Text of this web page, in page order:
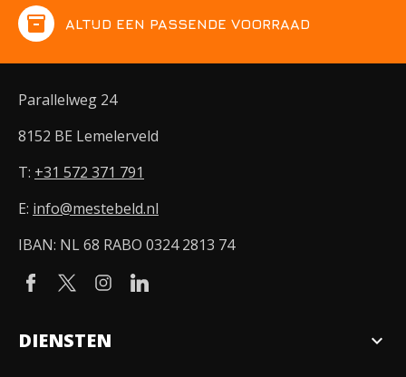
inventory ALTIJD EEN PASSENDE VOORRAAD
Parallelweg 24
8152 BE Lemelerveld
T: +31 572 371 791
E: info@mestebeld.nl
IBAN: NL 68 RABO 0324 2813 74
DIENSTEN expand_more